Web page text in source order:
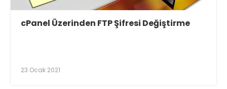
cPanel Üzerinden FTP Şifresi Değiştirme
23 Ocak 2021